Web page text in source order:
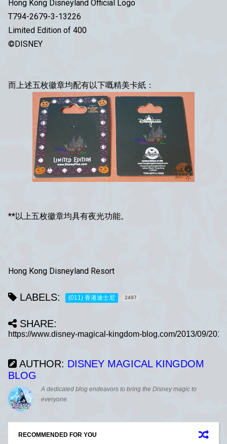
Hong Kong Disneyland Official Logo
T794-2679-3-13226
Limited Edition of 400
©DISNEY
而上述五枚徽章均配有以下嘅精美卡紙：
**以上五枚徽章均具有夜光功能。
Hong Kong Disneyland Resort
LABELS: (011) 香港迪士尼 2497
SHARE:
AUTHOR: DISNEY MAGICAL KINGDOM
BLOG
A dedicated blog endeavors to bring the Disney magic to
everyone.
RECOMMENDED FOR YOU